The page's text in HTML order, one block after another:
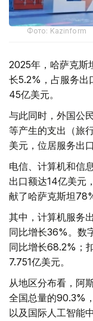
Фото: Kazinform
2025年，哈萨克斯
长5.2%，占服务出
45亿美元。
与此同时，外国公
等产生的支出（旅
美元，位居服务出
电信、计算机和信
出口额达14亿美元
献了哈萨克斯坦
其中，计算机服务
同比增长36%。数
同比增长68.2%；
7.751亿美元。
从地区分布看，阿
全国总量的90.3%
以及国际人工智能